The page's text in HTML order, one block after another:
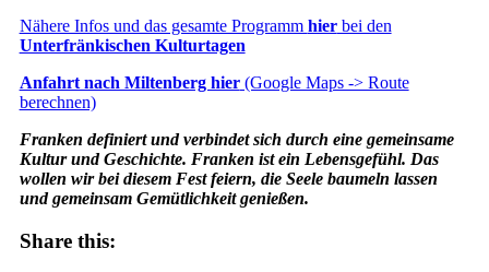
Nähere Infos und das gesamte Programm hierbei den
Unterfränkischen Kulturtagen
Anfahrt nach Miltenberg hier(Google Maps -> Route
berechnen)
Franken definiert und verbindet sich durch eine gemeinsame
Kultur und Geschichte. Franken ist ein Lebensgefühl. Das
wollen wir bei diesem Fest feiern, die Seele baumeln lassen
und gemeinsam Gemütlichkeit genießen.
Share this: